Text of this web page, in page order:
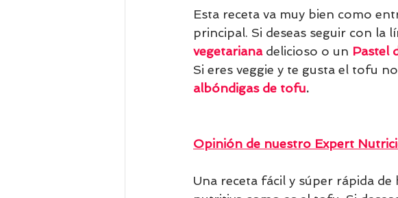
Esta receta va muy bien como
principal. Si deseas seguir con la
vegetariana delicioso o un Pastel
Si eres veggie y te gusta el tofu
albóndigas de tofu.
Opinión de nuestro Expert
Una receta fácil y súper rápida